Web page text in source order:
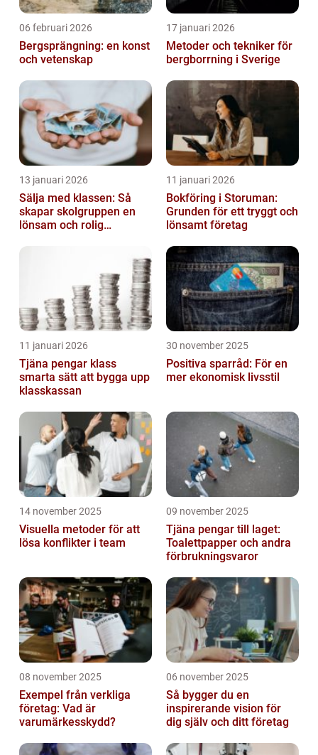
06 februari 2026
Bergsprängning: en konst
och vetenskap
17 januari 2026
Metoder och tekniker för
bergborrning i Sverige
13 januari 2026
Sälja med klassen: Så
skapar skolgruppen en
lönsam och rolig
11 januari 2026
Bokföring i Storuman:
Grunden för ett tryggt och
lönsamt företag
11 januari 2026
Tjäna pengar klass
smarta sätt att bygga upp
klasskassan
30 november 2025
Positiva sparråd: För en
mer ekonomisk livsstil
14 november 2025
Visuella metoder för att
lösa konflikter i team
09 november 2025
Tjäna pengar till laget:
Toalettpapper och andra
förbrukningsvaror
08 november 2025
Exempel från verkliga
företag: Vad är
varumärkesskydd?
06 november 2025
Så bygger du en
inspirerande vision för
dig själv och ditt företag